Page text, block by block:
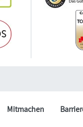
Mitmachen